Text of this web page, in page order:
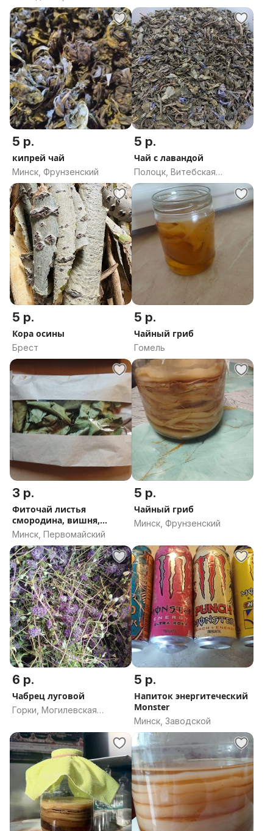
область
5 р.
кипрей чай
Минск, Фрунзенский
5 р.
Чай с лавандой
Полоцк, Витебская
область
5 р.
Кора осины
Брест
5 р.
Чайный гриб
Гомель
3 р.
Фиточай листья
смородина, вишня,
малина за 10 гр.
Минск, Первомайский
5 р.
Чайный гриб
Минск, Фрунзенский
6 р.
Чабрец луговой
Горки, Могилевская
5 р.
Напиток энергитеческий
Monster
Минск, Заводской